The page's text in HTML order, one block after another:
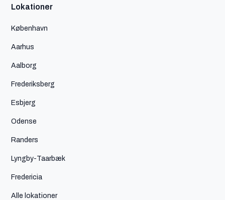
Lokationer
København
Aarhus
Aalborg
Frederiksberg
Esbjerg
Odense
Randers
Lyngby-Taarbæk
Fredericia
Alle lokationer